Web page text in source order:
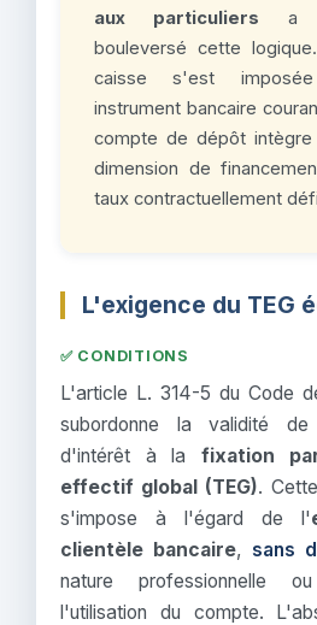
aux particuliers a
bouleversé cette
caisse s'est
instrument bancaire
compte de dépôt intègre
dimension de
taux contractuellement
L'exigence du TEG
✅ CONDITIONS
L'article L. 314-5 du Code
subordonne la validité de
d'intérêt à la fixation
effectif global (TEG).
s'impose à l'égard de l'
clientèle bancaire, sans
nature professionnelle
l'utilisation du compte.